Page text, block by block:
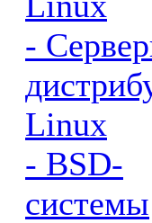
-
Linux
- BSD-
системы